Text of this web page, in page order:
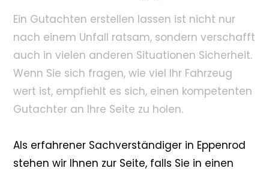
Ein Gutachten erstellen lassen ist nicht nur
nach einem Unfall ratsam, sondern verschafft
auch in vielen anderen Situationen Sicherheit.
Wenn Sie sich fragen, wie viel Ihr Fahrzeug
wert ist, empfiehlt es sich, einen kompetenten
Gutachter an Ihre Seite zu holen.
Als erfahrener Sachverständiger in Eppenrod
stehen wir Ihnen zur Seite, falls Sie in einen